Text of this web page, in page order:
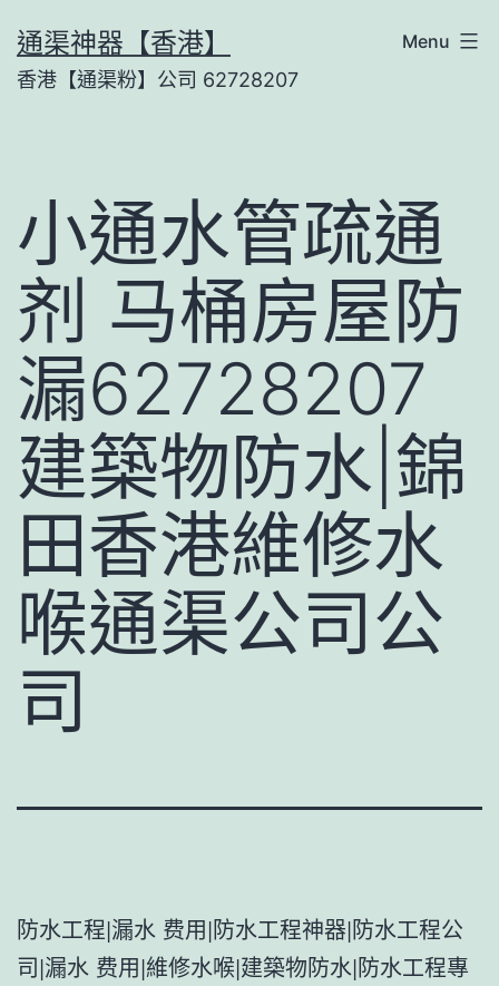
to
content
通渠神器【香港】
香港【通渠粉】公司 62728207
Menu
小通水管疏通
剂 马桶房屋防
漏62728207
建築物防水|錦
田香港維修水
喉通渠公司公
司
防水工程|漏水 费用|防水工程神器|防水工程公
司|漏水 费用|維修水喉|建築物防水|防水工程專